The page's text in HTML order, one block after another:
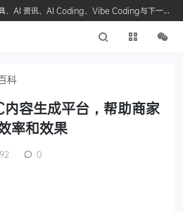
、AI 资讯、AI Coding、Vibe Coding与下一代
科
容生成平台，帮助商家
率和效果
0